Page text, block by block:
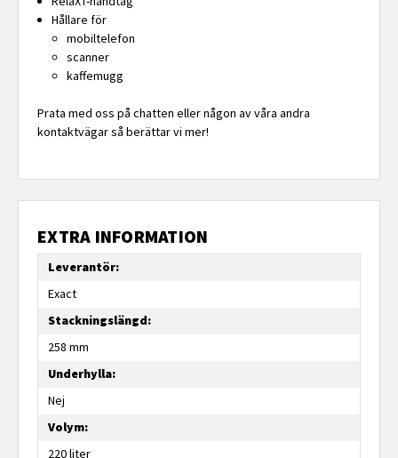
Hållare för
mobiltelefon
scanner
kaffemugg
Prata med oss på chatten eller någon av våra andra
kontaktvägar så berättar vi mer!
EXTRA INFORMATION
Leverantör:
Exact
Stackningslängd:
258 mm
Underhylla:
Nej
Volym:
220 liter